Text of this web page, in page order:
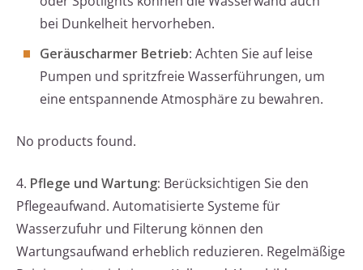
bei Dunkelheit hervorheben.
Geräuscharmer Betrieb: Achten Sie auf leise
Pumpen und spritzfreie Wasserführungen, um
eine entspannende Atmosphäre zu bewahren.
No products found.
4. Pflege und Wartung: Berücksichtigen Sie den
Pflegeaufwand. Automatisierte Systeme für
Wasserzufuhr und Filterung können den
Wartungsaufwand erheblich reduzieren. Regelmäßige